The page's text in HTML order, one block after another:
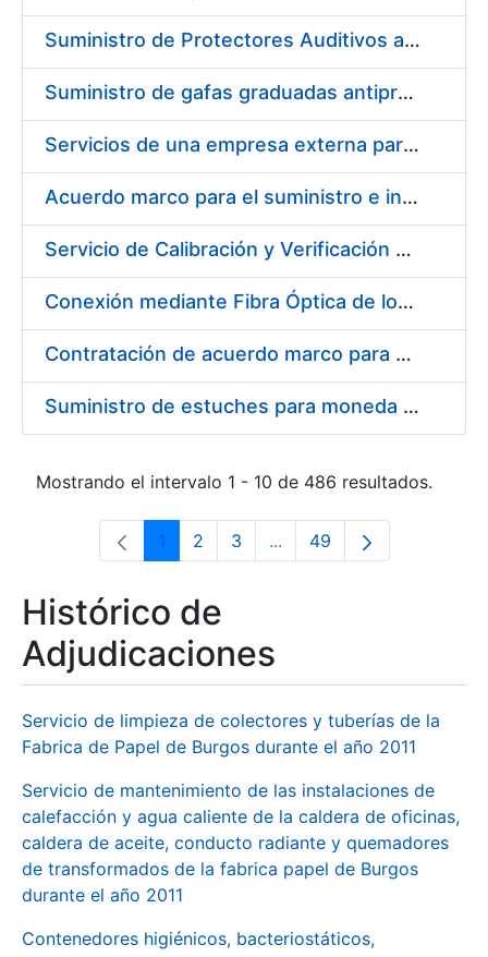
Suministro de Protectores Auditivos a medida para las personas trabajadoras de los Centros de Trabajo de Madrid y Burgos
Suministro de gafas graduadas antiproyecciones para los trabajadores de la FNMT-RCM en los centros de trabajo de Madrid y Burgos
Servicios de una empresa externa para el asesoramiento y resolución de los recursos de alzada que se presentan relacionados con procesos de selección para la FNMT-RCM
Acuerdo marco para el suministro e instalación de persianas, estores y otros complementos
Servicio de Calibración y Verificación Externa de los Equipos de Medición del Servicio de Prevención de la FNMT-RCM
Conexión mediante Fibra Óptica de los Centros de Proceso de Datos (CPDs) de las sedes de la FNMT-RCM de Burgos y Madrid
Contratación de acuerdo marco para el Suministro de Material de Electricidad para la Fábrica Nacional de Moneda y Timbre-Real Casa de la Moneda en su centro de trabajo de Burgos
Suministro de estuches para moneda de 30 €
Mostrando el intervalo 1 - 10 de 486 resultados.
Página
1 Página
2 Página
3 ...Páginas intermedias Use
Página
49
Histórico de
Adjudicaciones
Servicio de limpieza de colectores y tuberías de la
Fabrica de Papel de Burgos durante el año 2011
Servicio de mantenimiento de las instalaciones de
calefacción y agua caliente de la caldera de oficinas,
caldera de aceite, conducto radiante y quemadores
de transformados de la fabrica papel de Burgos
durante el año 2011
Contenedores higiénicos, bacteriostáticos,